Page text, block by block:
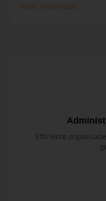
Meer informatie →
Efficiënte